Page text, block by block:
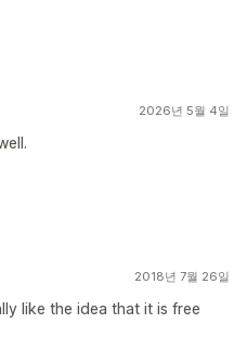
2026년 5월 4일
2018년 7월 26일
like the idea that it is free